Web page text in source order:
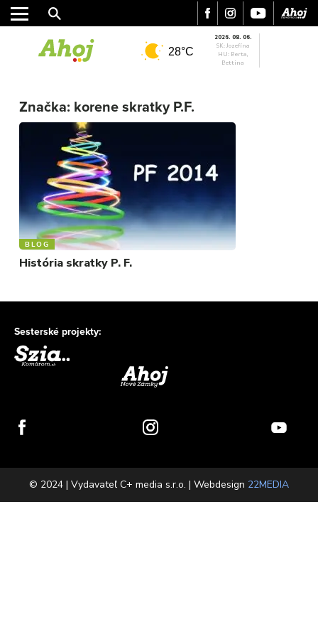
ŠPORT
VIDEO
28°C
2026. 08. 06.
SK: Jozefína
HU: Berta,
Bettina
Značka: korene skratky P.F.
BLOG
História skratky P. F.
Sesterské projekty:
© 2024 | Vydavateľ C+ media s.r.o. | Webdesign 22MEDIA